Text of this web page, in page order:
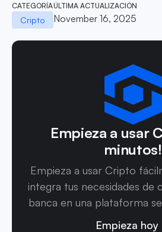
CATEGORÍA
Cripto
ÚLTIMA ACTUALIZACIÓN
November 16, 2025
Empieza a usar
minutos!
Empieza a usar Cripto
integra tus necesidades de
banca en una plataforma
Empieza hoy